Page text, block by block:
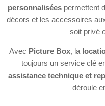
personnalisées permettent
décors et les accessoires
soit privé
Avec Picture Box, la
toujours un service clé
assistance technique et
déroule